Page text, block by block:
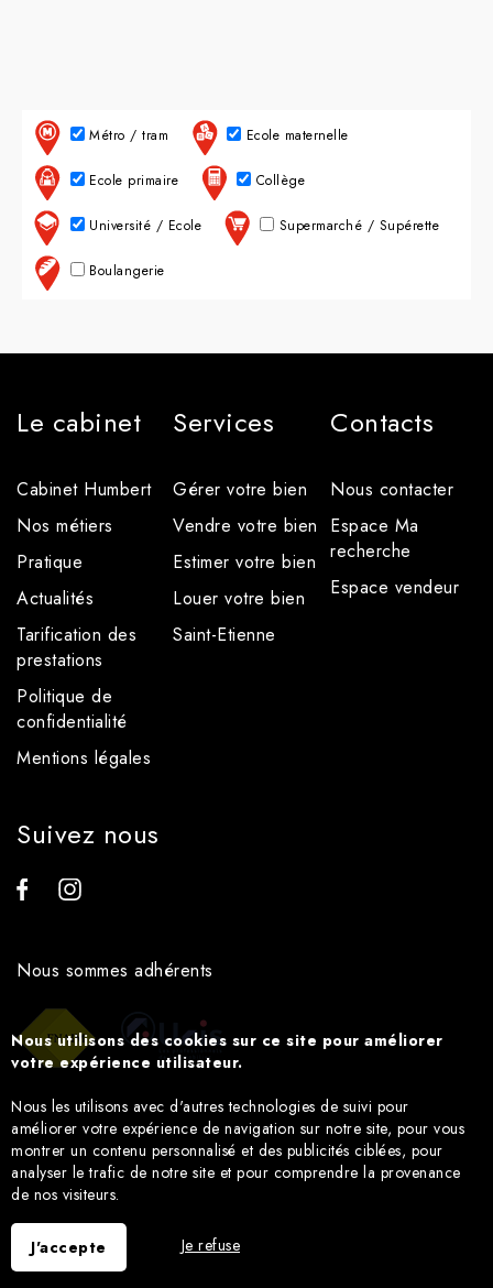
Métro / tram Ecole maternelle
Ecole primaire Collège
Université / Ecole Supermarché / Supérette
Boulangerie
Le cabinet
Cabinet Humbert
Nos métiers
Pratique
Actualités
Tarification des
prestations
Politique de
confidentialité
Mentions légales
Services
Gérer votre bien
Vendre votre bien
Estimer votre bien
Louer votre bien
Saint-Etienne
Contacts
Nous contacter
Espace Ma
recherche
Espace vendeur
Suivez nous
Nous sommes adhérents
Nous utilisons des cookies sur ce site pour améliorer
votre expérience utilisateur.
Nous les utilisons avec d'autres technologies de suivi pour
améliorer votre expérience de navigation sur notre site, pour vous
montrer un contenu personnalisé et des publicités ciblées, pour
analyser le trafic de notre site et pour comprendre la provenance
de nos visiteurs.
J'accepte Je refuse